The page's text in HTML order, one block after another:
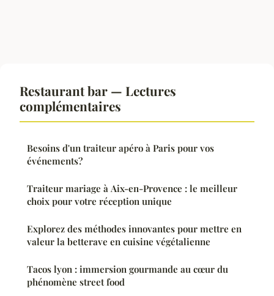
Restaurant bar — Lectures
complémentaires
Besoins d'un traiteur apéro à Paris pour vos
événements?
Traiteur mariage à Aix-en-Provence : le meilleur
choix pour votre réception unique
Explorez des méthodes innovantes pour mettre en
valeur la betterave en cuisine végétalienne
Tacos lyon : immersion gourmande au cœur du
phénomène street food